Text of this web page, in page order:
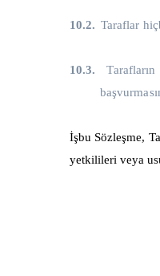
10.2. Taraflar
10.3.
İşbu Sözleşme,
yetkilileri veya